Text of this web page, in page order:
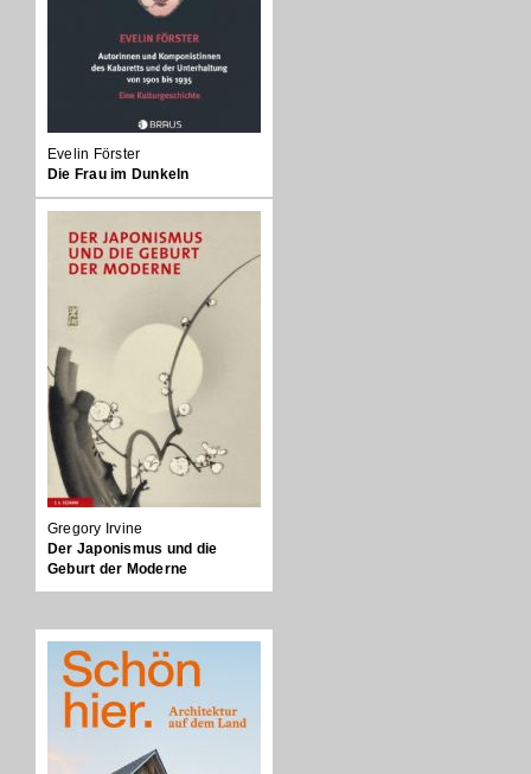
Evelin Förster
Die Frau im Dunkeln
Gregory Irvine
Der Japonismus und die
Geburt der Moderne